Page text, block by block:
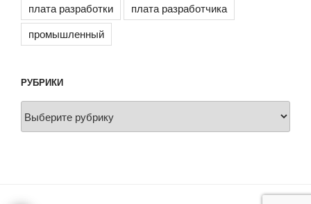
плата разработки
плата разработчика
промышленный
РУБРИКИ